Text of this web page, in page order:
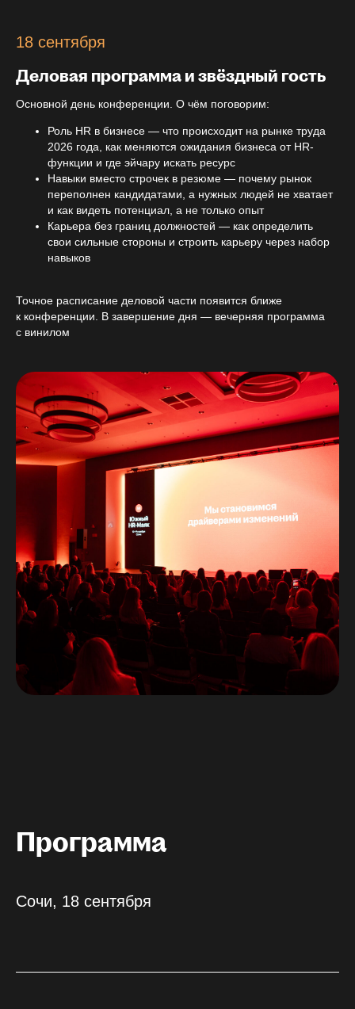
18 сентября
Деловая программа и звёздный гость
Основной день конференции. О чём поговорим:
Роль HR в бизнесе — что происходит на рынке труда
2026 года, как меняются ожидания бизнеса от HR-
функции и где эйчару искать ресурс
Навыки вместо строчек в резюме — почему рынок
переполнен кандидатами, а нужных людей не хватает
и как видеть потенциал, а не только опыт
Карьера без границ должностей — как определить
свои сильные стороны и строить карьеру через набор
навыков
Точное расписание деловой части появится ближе
к конференции. В завершение дня — вечерняя программа
с винилом
Программа
Сочи, 18 сентября